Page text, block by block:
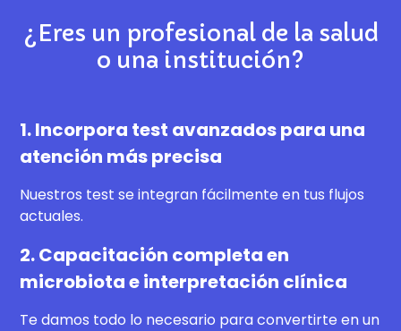
¿Eres un profesional de la salud
o una institución?
1. Incorpora test avanzados para una
atención más precisa
Nuestros test se integran fácilmente en tus flujos
actuales.
2. Capacitación completa en
microbiota e interpretación clínica
Te damos todo lo necesario para convertirte en un